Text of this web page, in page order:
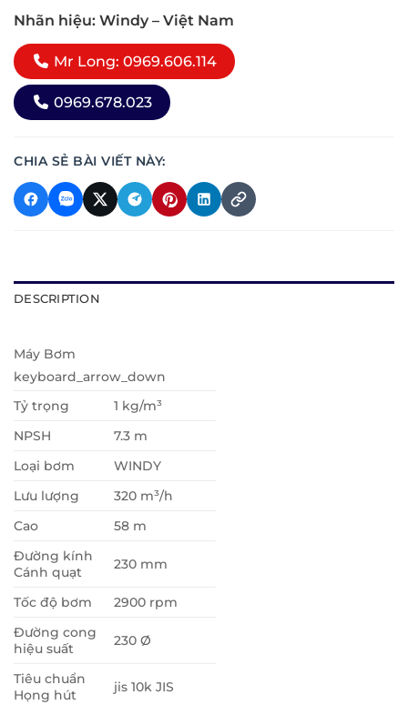
Nhãn hiệu: Windy – Việt Nam
Mr Long: 0969.606.114
0969.678.023
CHIA SẺ BÀI VIẾT NÀY:
DESCRIPTION
Máy Bơm
keyboard_arrow_down
Tỷ trọng
1 kg/m³
NPSH
7.3 m
Loại bơm
WINDY
Lưu lượng
320 m³/h
Cao
58 m
Đường kính
Cánh quạt
230 mm
Tốc độ bơm
2900 rpm
Đường cong
hiệu suất
230 Ø
Tiêu chuẩn
Họng hút
jis 10k JIS